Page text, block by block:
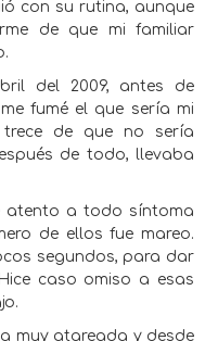
con su rutina, aunque
de que mi familiar
del 2009, antes de
fumé el que sería mi
de que no sería
de todo, llevaba
atento a todo síntoma
de ellos fue mareo.
segundos, para dar
caso omiso a esas
muy atareada y desde